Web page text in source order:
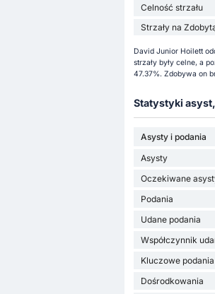
Celność strzału
Strzały na
David Junior Hoilett
strzały były celne, a
47.37%. Zdobywa on
Statystyki
Asysty i podania
Asysty
Oczekiwane
Podania
Udane podania
Współczynnik
Kluczowe podania
Dośrodkowania